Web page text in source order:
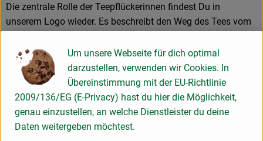
Die zentrale Rolle der Teepflückerinnen findest Du in
unserem Logo wieder. Es beschreibt den Weg des Tees vom
durch die Pflückerinnen - unsere nanparkal - geerntet und
schließlich gelangt der Tee zu Dir, in Deine Tasse und
verwöhnt Dich mit seinem Duft, seiner Wärme und seinem
Aroma.
Sorgfältig werden unsere Tees und Aufgüsse nach Qualität,
Geschmack und Herkunft von unserer Teesommelière Lena
Um unsere Webseite für dich optimal
darzustellen, verwenden wir Cookies. In
Übereinstimmung mit der EU-Richtlinie
2009/136/EG (E-Privacy) hast du hier die Möglichkeit,
genau einzustellen, an welche Dienstleister du deine
Daten weitergeben möchtest.